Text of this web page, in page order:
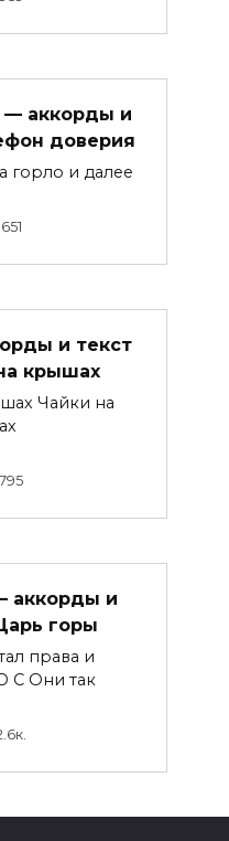
— аккорды и
доверия
горло и далее
651
и текст
крышах
Чайки на
795
аккорды и
горы
права и
C Они так